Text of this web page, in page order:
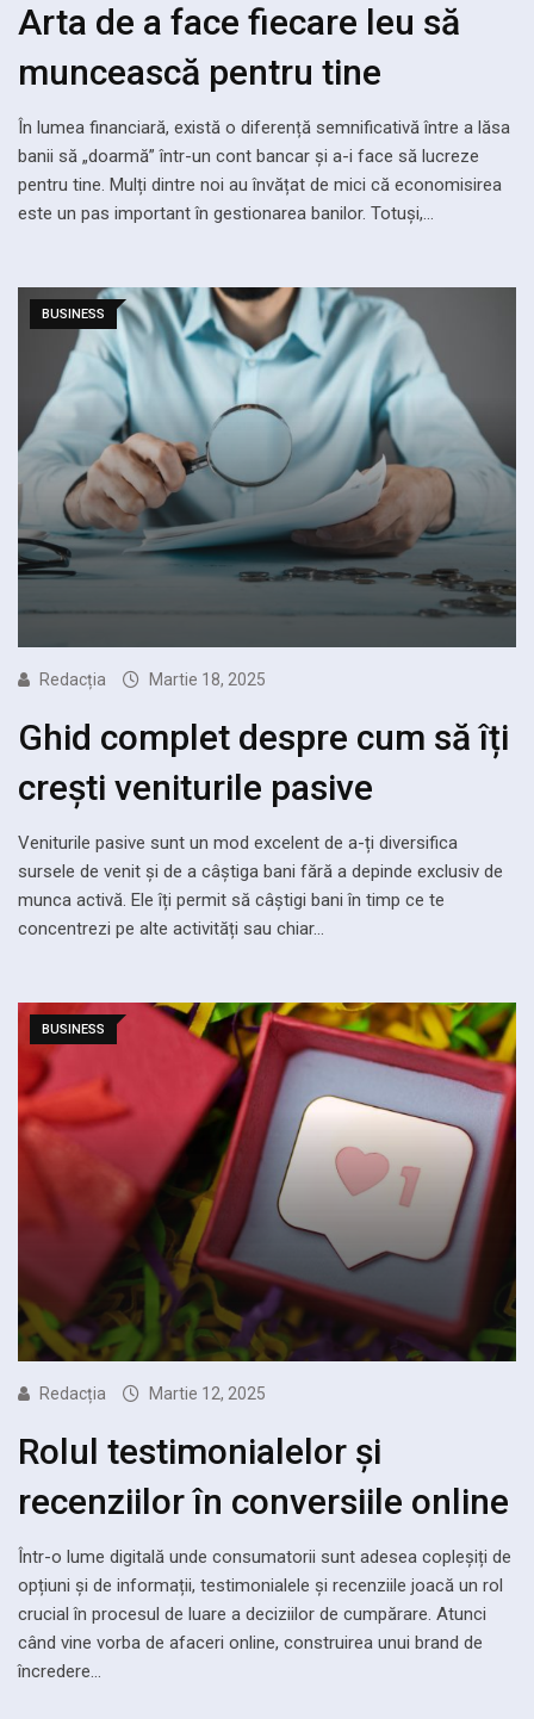
Arta de a face fiecare leu să
muncească pentru tine
În lumea financiară, există o diferență semnificativă între a lăsa
banii să „doarmă” într-un cont bancar și a-i face să lucreze
pentru tine. Mulți dintre noi au învățat de mici că economisirea
este un pas important în gestionarea banilor. Totuși,…
BUSINESS
Redacția Martie 18, 2025
Ghid complet despre cum să îți
crești veniturile pasive
Veniturile pasive sunt un mod excelent de a-ți diversifica
sursele de venit și de a câștiga bani fără a depinde exclusiv de
munca activă. Ele îți permit să câștigi bani în timp ce te
concentrezi pe alte activități sau chiar…
BUSINESS
Redacția Martie 12, 2025
Rolul testimonialelor și
recenziilor în conversiile online
Într-o lume digitală unde consumatorii sunt adesea copleșiți de
opțiuni și de informații, testimonialele și recenziile joacă un rol
crucial în procesul de luare a deciziilor de cumpărare. Atunci
când vine vorba de afaceri online, construirea unui brand de
încredere…